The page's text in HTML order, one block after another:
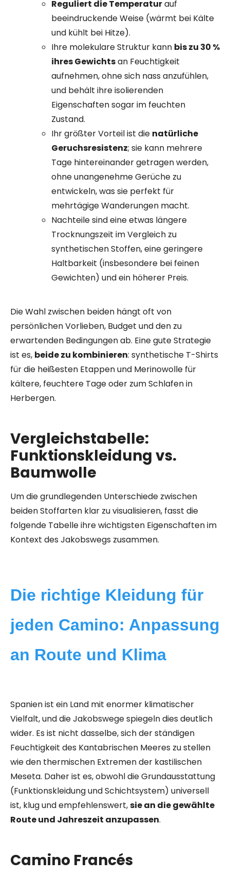
Reguliert die Temperaturauf
beeindruckende Weise (wärmt bei Kälte
und kühlt bei Hitze).
Ihre molekulare Struktur kann bis zu 30 %
ihres Gewichtsan Feuchtigkeit
aufnehmen, ohne sich nass anzufühlen,
und behält ihre isolierenden
Eigenschaften sogar im feuchten
Zustand.
Ihr größter Vorteil ist die natürliche
Geruchsresistenz; sie kann mehrere
Tage hintereinander getragen werden,
ohne unangenehme Gerüche zu
entwickeln, was sie perfekt für
mehrtägige Wanderungen macht.
Nachteile sind eine etwas längere
Trocknungszeit im Vergleich zu
synthetischen Stoffen, eine geringere
Haltbarkeit (insbesondere bei feinen
Gewichten) und ein höherer Preis.
Die Wahl zwischen beiden hängt oft von
persönlichen Vorlieben, Budget und den zu
erwartenden Bedingungen ab. Eine gute Strategie
ist es, beide zu kombinieren: synthetische T-Shirts
für die heißesten Etappen und Merinowolle für
kältere, feuchtere Tage oder zum Schlafen in
Herbergen.
Vergleichstabelle:
Funktionskleidung vs.
Baumwolle
Um die grundlegenden Unterschiede zwischen
beiden Stoffarten klar zu visualisieren, fasst die
folgende Tabelle ihre wichtigsten Eigenschaften im
Kontext des Jakobswegs zusammen.
Die richtige Kleidung für
jeden Camino: Anpassung
an Route und Klima
Spanien ist ein Land mit enormer klimatischer
Vielfalt, und die Jakobswege spiegeln dies deutlich
wider. Es ist nicht dasselbe, sich der ständigen
Feuchtigkeit des Kantabrischen Meeres zu stellen
wie den thermischen Extremen der kastilischen
Meseta. Daher ist es, obwohl die Grundausstattung
(Funktionskleidung und Schichtsystem) universell
ist, klug und empfehlenswert,sie an die gewählte
Route und Jahreszeit anzupassen.
Camino Francés